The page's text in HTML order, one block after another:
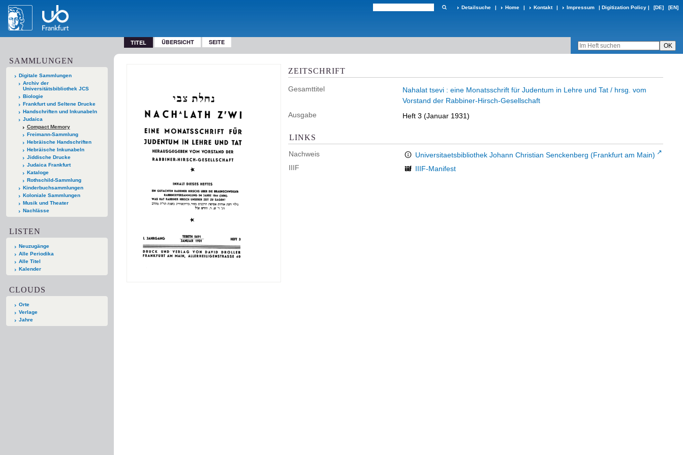
Detailsuche | Home | Kontakt | Impressum | Digitization Policy | [DE] [EN]
TITEL ÜBERSICHT SEITE
SAMMLUNGEN
Digitale Sammlungen
Archiv der
Universitätsbibliothek JCS
Biologie
Frankfurt und Seltene Drucke
Handschriften und Inkunabeln
Judaica
Compact Memory
Freimann-Sammlung
Hebräische Handschriften
Hebräische Inkunabeln
Jiddische Drucke
Judaica Frankfurt
Kataloge
Rothschild-Sammlung
Kinderbuchsammlungen
Koloniale Sammlungen
Musik und Theater
Nachlässe
LISTEN
Neuzugänge
Alle Periodika
Alle Titel
Kalender
CLOUDS
Orte
Verlage
Jahre
ZEITSCHRIFT
Gesamttitel
Nahalat tsevi : eine Monatsschrift für Judentum in Lehre und Tat / hrsg. vom
Vorstand der Rabbiner-Hirsch-Gesellschaft
Ausgabe
Heft 3 (Januar 1931)
LINKS
Nachweis
Universitaetsbibliothek Johann Christian Senckenberg (Frankfurt am Main)
IIIF
IIIF-Manifest